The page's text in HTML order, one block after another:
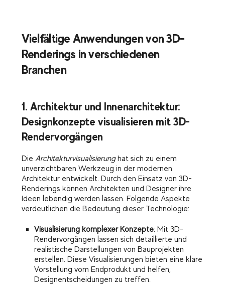
Vielfältige Anwendungen von 3D-
Renderings in verschiedenen
Branchen
1. Architektur und Innenarchitektur:
Designkonzepte visualisieren mit 3D-
Rendervorgängen
Die Architekturvisualisierunghat sich zu einem
unverzichtbaren Werkzeug in der modernen
Architektur entwickelt. Durch den Einsatz von 3D-
Renderings können Architekten und Designer ihre
Ideen lebendig werden lassen. Folgende Aspekte
verdeutlichen die Bedeutung dieser Technologie:
Visualisierung komplexer Konzepte: Mit 3D-
Rendervorgängen lassen sich detaillierte und
realistische Darstellungen von Bauprojekten
erstellen. Diese Visualisierungen bieten eine klare
Vorstellung vom Endprodukt und helfen,
Designentscheidungen zu treffen.